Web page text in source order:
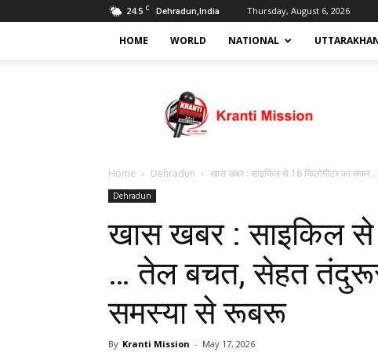
24.5 C Dehradun,India Thursday, August 6, 2026
HOME WORLD NATIONAL
mission
Home Dehradun खास खबर : साइकिल से 16 किलोमीटर का सफर
Dehradun
खास खबर : साइकिल से
… तेल बचत, सेहत
समस्या से रूबरू
By Kranti Mission - May 17, 2026